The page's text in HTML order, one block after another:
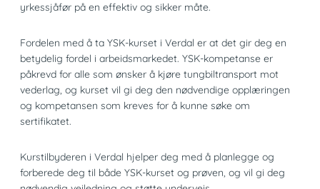
yrkessjåfør på en effektiv og sikker måte.
Fordelen med å ta YSK-kurset i Verdal er at det gir deg en
betydelig fordel i arbeidsmarkedet. YSK-kompetanse er
påkrevd for alle som ønsker å kjøre tungbiltransport mot
vederlag, og kurset vil gi deg den nødvendige opplæringen
og kompetansen som kreves for å kunne søke om
sertifikatet.
Kurstilbyderen i Verdal hjelper deg med å planlegge og
forberede deg til både YSK-kurset og prøven, og vil gi deg